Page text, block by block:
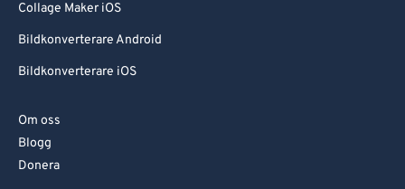
Collage Maker iOS
Bildkonverterare Android
Bildkonverterare iOS
Om oss
Blogg
Donera